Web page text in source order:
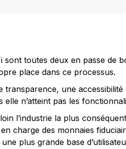
sont toutes deux en passe de
place dans ce processus.
transparence, une
elle n’atteint pas les
l’industrie la plus
charge des monnaies
plus grande base